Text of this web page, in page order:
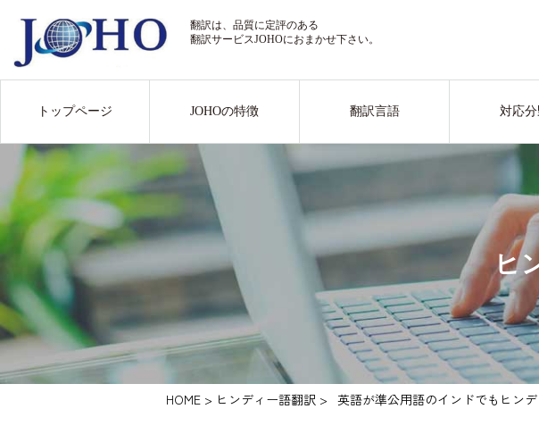
翻訳は、品質に定評のある
翻訳サービスJOHOにおまかせ下さい。
トップページ JOHOの特徴 翻訳言語 対応分
ヒ
HOME > ヒンディー語翻訳 > 英語が準公用語のインドでもヒン